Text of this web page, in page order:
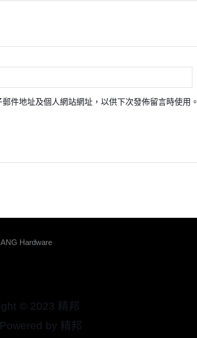
件地址及個人網站網址，以供下次發佈留言時使用。
© 2023 精邦
by 精邦